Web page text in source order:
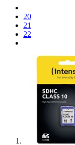
20
21
22